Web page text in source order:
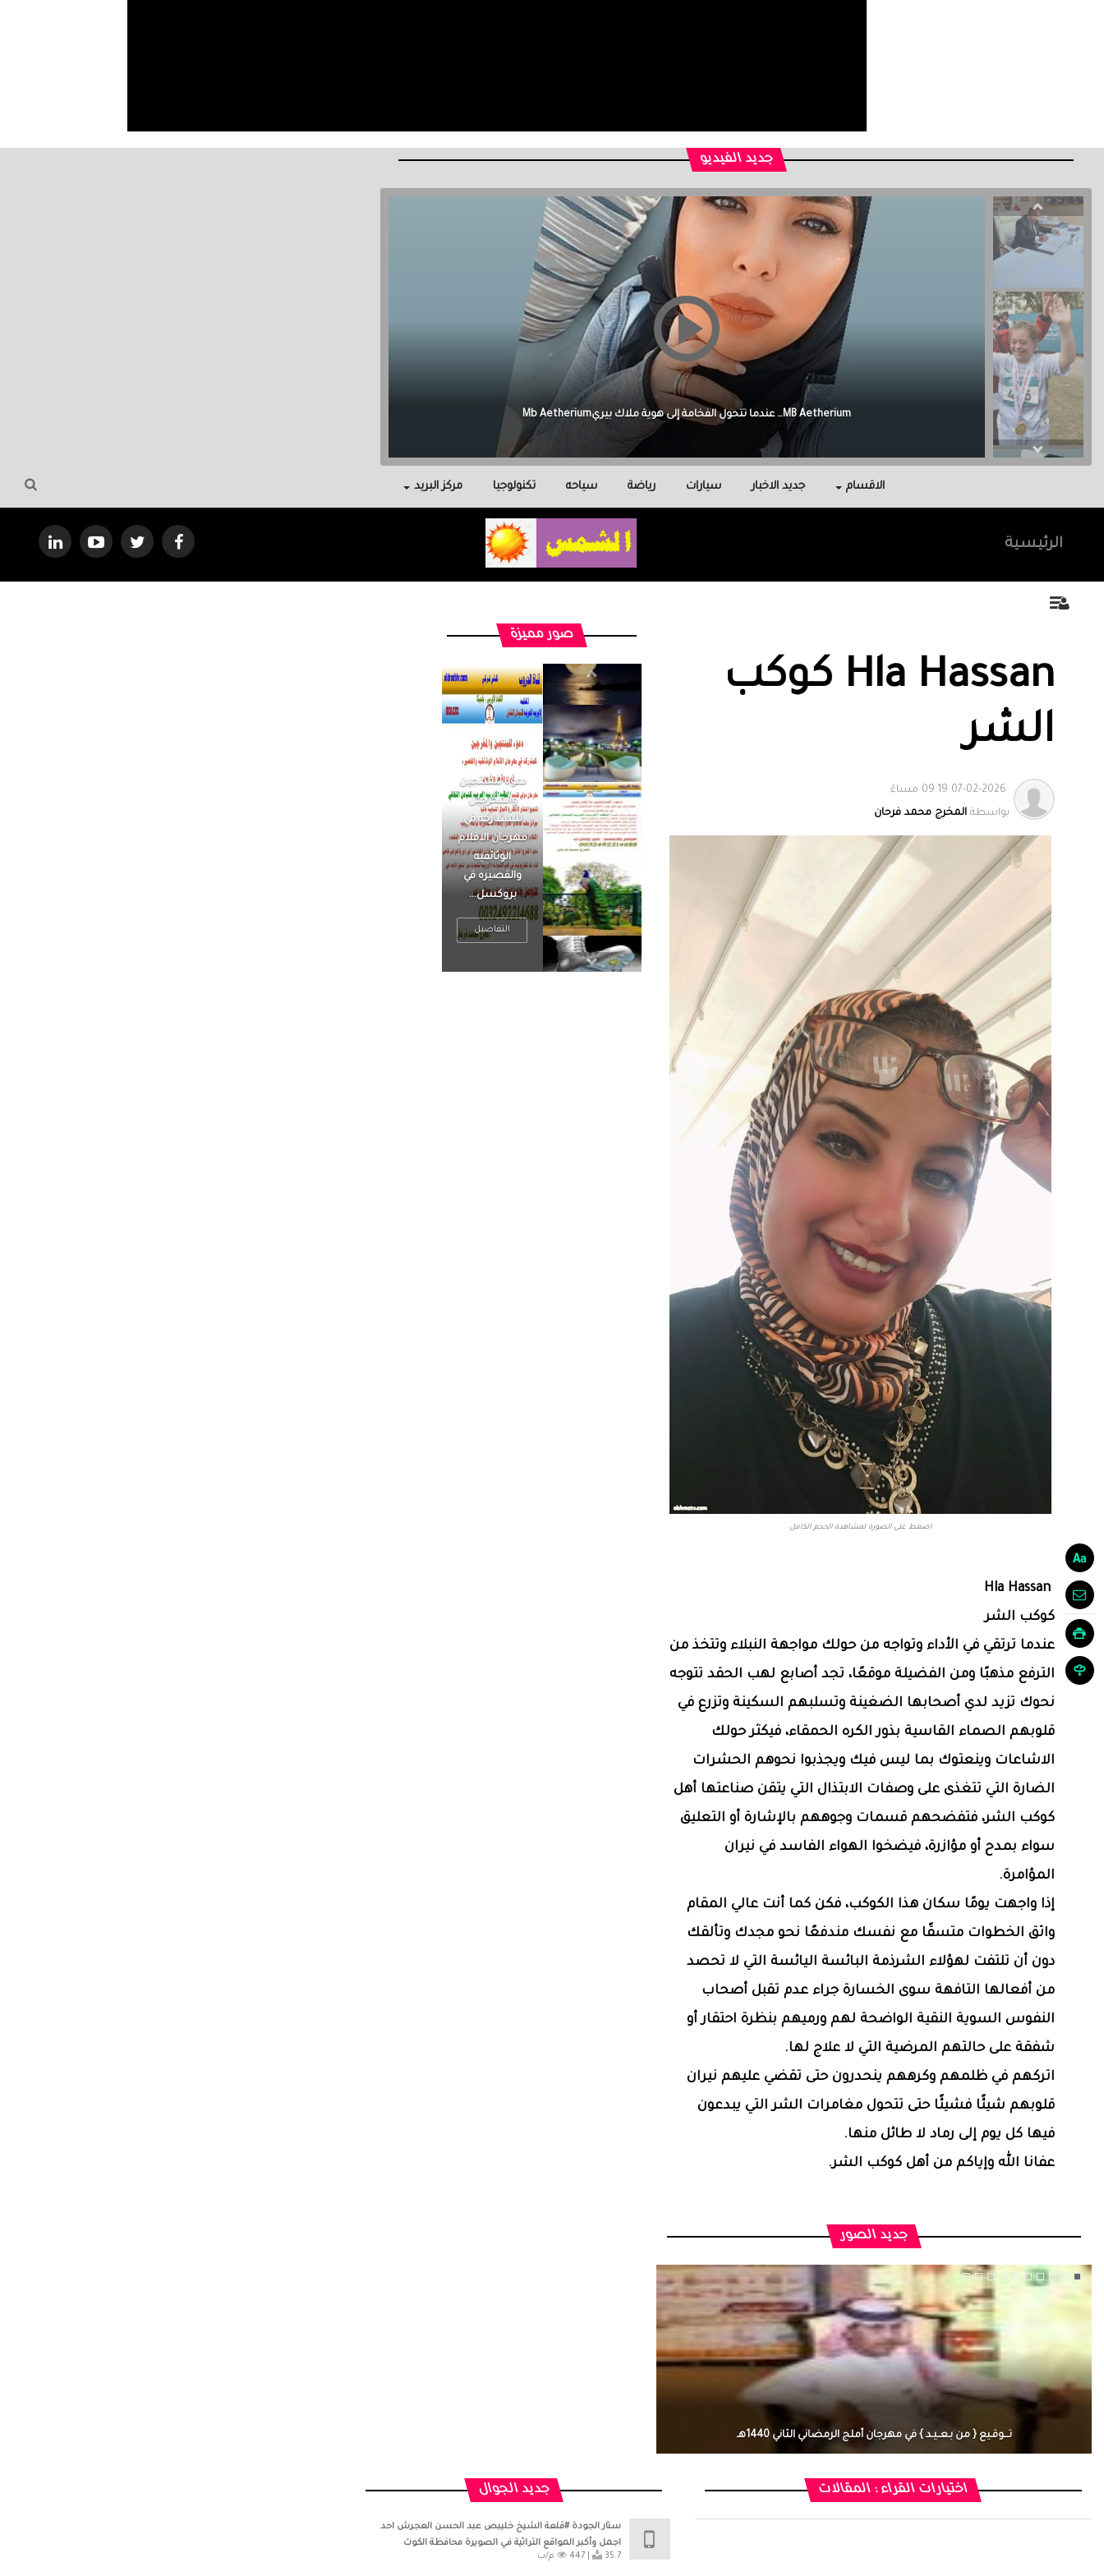
جديد الفيديو
Malak Berri وراء كل نجاح عائلة آمنت بي، واحتوتني، وكانت سندي في أصعب اللحظات.
الاقسام جديد الاخبار سيارات رياضة سياحه تكنولوجيا مركز البريد
الرئيسية
Hla Hassan كوكب
الشر
بواسطة المخرج محمد فرحان
اضغط على الصورة لمشاهدة الحجم الكامل
Hla Hassan
كوكب الشر
عندما ترتقي في الأداء وتواجه من حولك مواجهة النبلاء وتتخذ من
الترفع مذهبًا ومن الفضيلة موقعًا، تجد أصابع لهب الحقد تتوجه
نحوك تزيد لدي أصحابها الضغينة وتسلبهم السكينة وتزرع في
قلوبهم الصماء القاسية بذور الكره الحمقاء، فيكثر حولك
الاشاعات وينعتوك بما ليس فيك ويجذبوا نحوهم الحشرات
الضارة التي تتغذى على وصفات الابتذال التي يتقن صناعتها أهل
كوكب الشر، فتفضحهم قسمات وجوههم بالإشارة أو التعليق
سواء بمدح أو مؤازرة، فيضخوا الهواء الفاسد في نيران
المؤامرة.
إذا واجهت يومًا سكان هذا الكوكب، فكن كما أنت عالي المقام
واثق الخطوات متسقًا مع نفسك مندفعًا نحو مجدك وتألقك
دون أن تلتفت لهؤلاء الشرذمة البائسة اليائسة التي لا تحصد
من أفعالها التافهة سوى الخسارة جراء عدم تقبل أصحاب
النفوس السوية النقية الواضحة لهم ورميهم بنظرة احتقار أو
شفقة على حالتهم المرضية التي لا علاج لها.
اتركهم في ظلمهم وكرههم ينحدرون حتى تقضي عليهم نيران
قلوبهم شيئًا فشيئًا حتى تتحول مغامرات الشر التي يبدعون
فيها كل يوم إلى رماد لا طائل منها.
عفانا الله وإياكم من أهل كوكب الشر.
صور مميزة
الرجل العظيم
يكون مطمئناً ،
يتحرر من القلق
، بينما الرجل
ضيق الأفق
فعادة ما يكون
متوتراً
التفاصيل
جديد الصور
تـــوقـيع { من بـعــيـد } في مهرجان أملج الرمضاني الثاني 1440هـ
اختيارات القراء : المقالات جديد الجوال
ستار الجودة #قلعة الشيخ خليبص عبد الحسن العجرش احد
اجمل وأكبر المواقع التراثية في الصويرة محافظة الكوت
447 |
35.7 م/ب